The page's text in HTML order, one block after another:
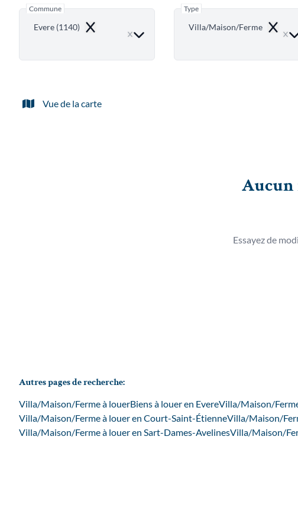
Commune
Evere (1140)
Remove
Type
Villa/Maison/Ferme
Remove
Vue de la carte
Aucun
Essayez de
Autres pages de recherche:
Villa/Maison/Ferme à louerBiens à louer en EvereVilla/Maison/
Villa/Maison/Ferme à louer en Court-Saint-ÉtienneVilla/Maison/
Villa/Maison/Ferme à louer en Sart-Dames-AvelinesVilla/Maison/